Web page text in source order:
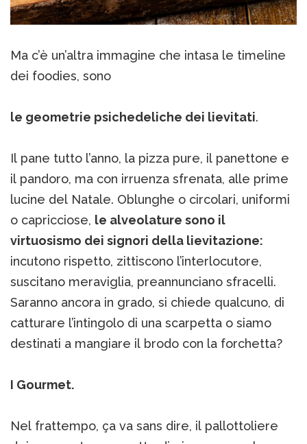
Ma c’è un’altra immagine che intasa le timeline
dei foodies, sono
le geometrie psichedeliche dei lievitati.
Il pane tutto l’anno, la pizza pure, il panettone e
il pandoro, ma con irruenza sfrenata, alle prime
lucine del Natale. Oblunghe o circolari, uniformi
o capricciose, le alveolature sono il
virtuosismo dei signori della lievitazione:
incutono rispetto, zittiscono l’interlocutore,
suscitano meraviglia, preannunciano sfracelli.
Saranno ancora in grado, si chiede qualcuno, di
catturare l’intingolo di una scarpetta o siamo
destinati a mangiare il brodo con la forchetta?
I Gourmet.
Nel frattempo, ça va sans dire, il pallottoliere